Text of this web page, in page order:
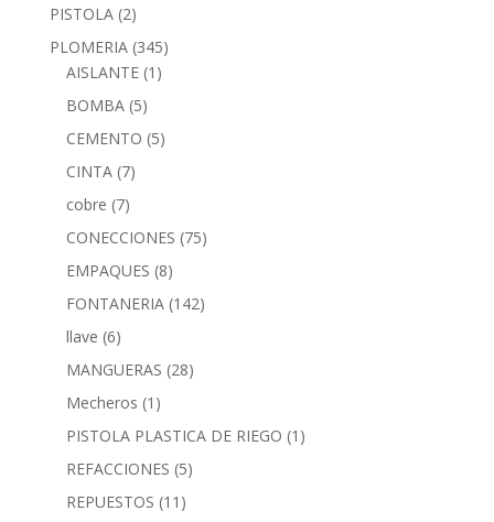
PISTOLA (2)
PLOMERIA (345)
AISLANTE (1)
BOMBA (5)
CEMENTO (5)
CINTA (7)
cobre (7)
CONECCIONES (75)
EMPAQUES (8)
FONTANERIA (142)
llave (6)
MANGUERAS (28)
Mecheros (1)
PISTOLA PLASTICA DE RIEGO (1)
REFACCIONES (5)
REPUESTOS (11)